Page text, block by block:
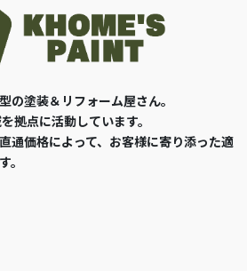
の塗装＆リフォーム屋さん。
拠点に活動しています。
通価格によって、お客様に寄り添った適
。